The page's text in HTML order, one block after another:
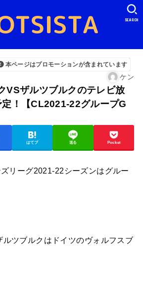
SEARCH
本ページはプロモーションが含まれています
ケン
VSザルツブルクのテレビ放
！【CL2021-22グループG
はてブ 送る Pocket
リーグ2021-22シーズンはグルー
ルツブルクはドイツのヴォルフスブ